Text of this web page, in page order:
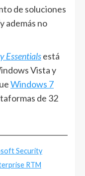
de soluciones
además no
Essentialsestá
Vista y
Windows 7
de 32
Security
RTM